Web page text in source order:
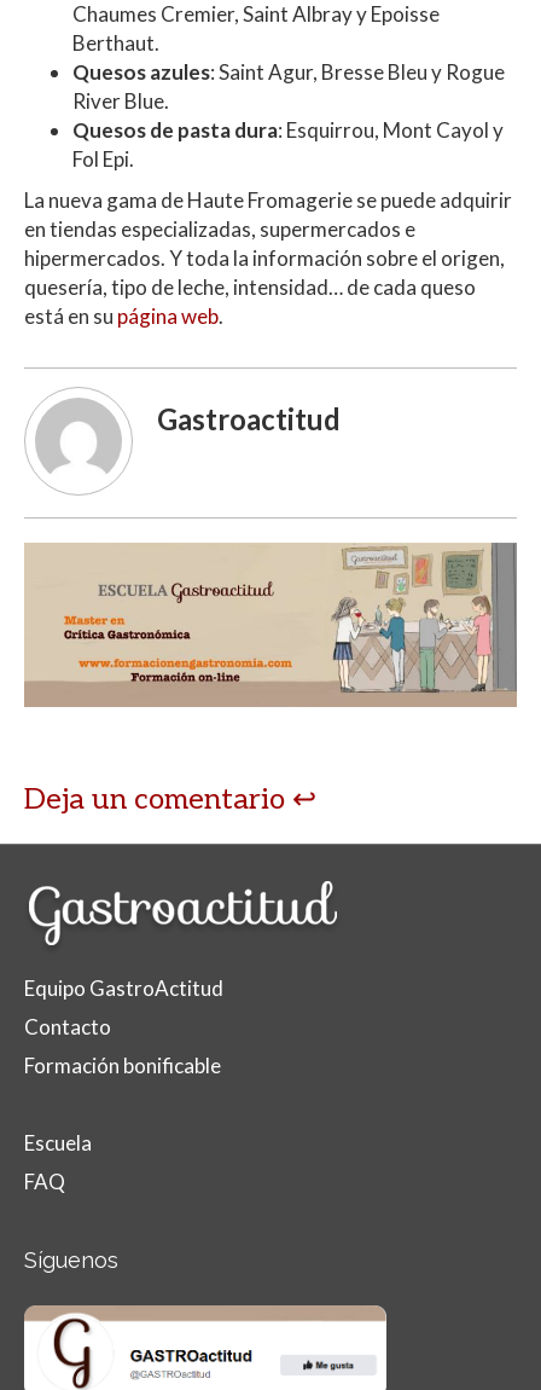
Chaumes Cremier, Saint Albray y Epoisse
Berthaut.
Quesos azules: Saint Agur, Bresse Bleu y Rogue
River Blue.
Quesos de pasta dura: Esquirrou, Mont Cayol y
Fol Epi.
La nueva gama de Haute Fromagerie se puede adquirir
en tiendas especializadas, supermercados e
hipermercados.Y toda la información sobre el origen,
quesería, tipo de leche, intensidad… de cada queso
está en su página web.
Gastroactitud
Deja un comentario
Equipo GastroActitud
Contacto
Formación bonificable
Escuela
FAQ
Síguenos